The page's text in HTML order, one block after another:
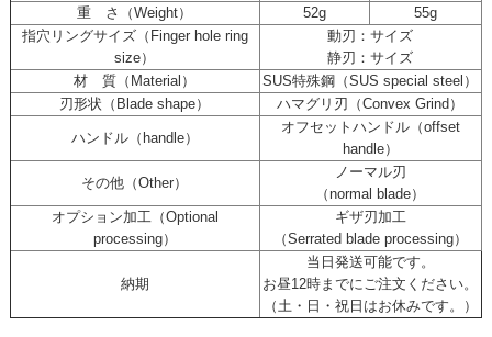
重 さ（Weight）
52g
55g
指穴リングサイズ（Finger hole ring
size）
動刃：サイズ
静刃：サイズ
材 質（Material）
SUS特殊鋼（SUS special steel）
刃形状（Blade shape）
ハマグリ刃（Convex Grind）
ハンドル（handle）
オフセットハンドル（offset
handle）
その他（Other）
ノーマル刃
（normal blade）
オプション加工（Optional
processing）
ギザ刃加工
（Serrated blade processing）
納期
当日発送可能です。
お昼12時までにご注文ください。
（土・日・祝日はお休みです。）